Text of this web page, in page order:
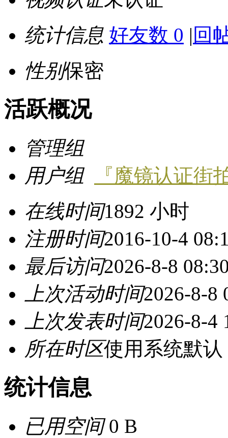
统计信息 好友数 0 | 回
性别保密
活跃概况
管理组
用户组
『魔镜认证
在线时间1892 小时
注册时间2016-10-4
最后访问2026-8-8
上次活动时间2026-8-8
上次发表时间2026-8-4
所在时区使用系统默认
统计信息
已用空间0 B